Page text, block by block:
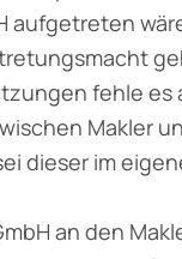
aufgetreten
fehle es
Makler
dieser im
an den